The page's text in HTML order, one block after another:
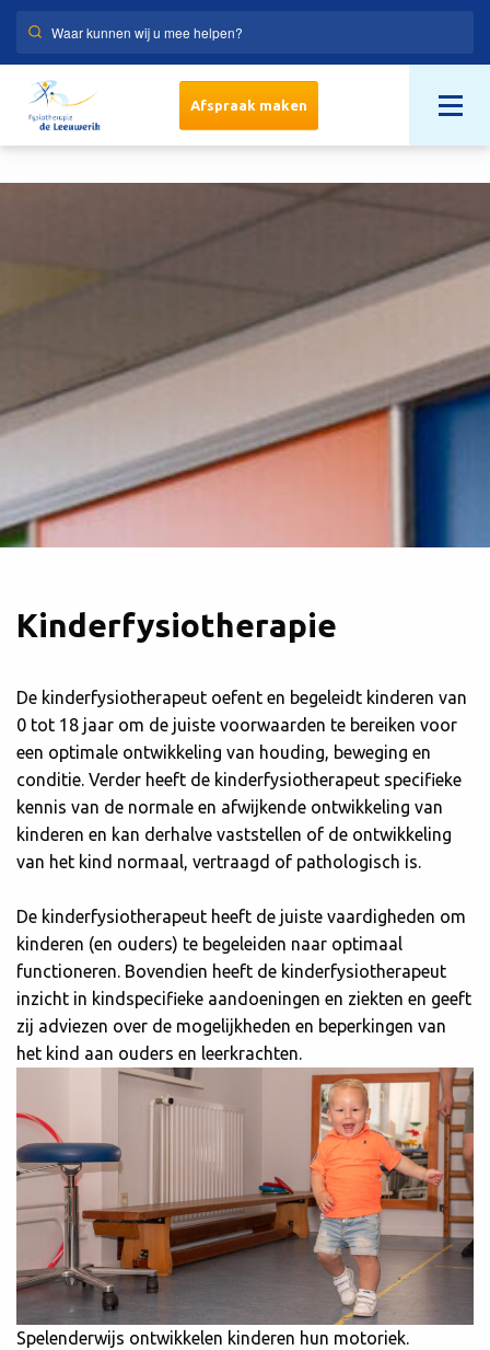
Afspraak maken
Kinderfysiotherapie
De kinderfysiotherapeut oefent en begeleidt kinderen van
0 tot 18 jaar om de juiste voorwaarden te bereiken voor
een optimale ontwikkeling van houding, beweging en
conditie. Verder heeft de kinderfysiotherapeut specifieke
kennis van de normale en afwijkende ontwikkeling van
kinderen en kan derhalve vaststellen of de ontwikkeling
van het kind normaal, vertraagd of pathologisch is.
De kinderfysiotherapeut heeft de juiste vaardigheden om
kinderen (en ouders) te begeleiden naar optimaal
functioneren. Bovendien heeft de kinderfysiotherapeut
inzicht in kindspecifieke aandoeningen en ziekten en geeft
zij adviezen over de mogelijkheden en beperkingen van
het kind aan ouders en leerkrachten.
Spelenderwijs ontwikkelen kinderen hun motoriek.